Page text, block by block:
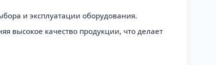
и эксплуатации оборудования.
высокое качество продукции, что делает